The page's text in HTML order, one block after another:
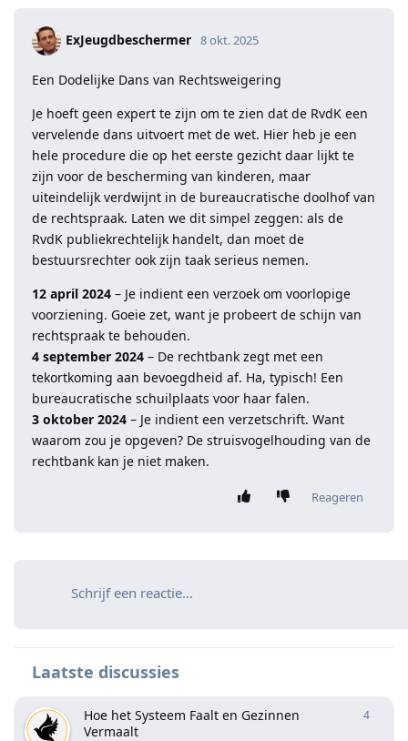
ExJeugdbeschermer 8 okt. 2025
Een Dodelijke Dans van Rechtsweigering
Je hoeft geen expert te zijn om te zien dat de RvdK een
vervelende dans uitvoert met de wet. Hier heb je een
hele procedure die op het eerste gezicht daar lijkt te
zijn voor de bescherming van kinderen, maar
uiteindelijk verdwijnt in de bureaucratische doolhof van
de rechtspraak. Laten we dit simpel zeggen: als de
RvdK publiekrechtelijk handelt, dan moet de
bestuursrechter ook zijn taak serieus nemen.
12 april 2024 – Je indient een verzoek om voorlopige
voorziening. Goeie zet, want je probeert de schijn van
rechtspraak te behouden.
4 september 2024 – De rechtbank zegt met een
tekortkoming aan bevoegdheid af. Ha, typisch! Een
bureaucratische schuilplaats voor haar falen.
3 oktober 2024 – Je indient een verzetschrift. Want
waarom zou je opgeven? De struisvogelhouding van de
rechtbank kan je niet maken.
Reageren
Schrijf een reactie...
Laatste discussies
Hoe het Systeem Faalt en Gezinnen
Vermaalt
4